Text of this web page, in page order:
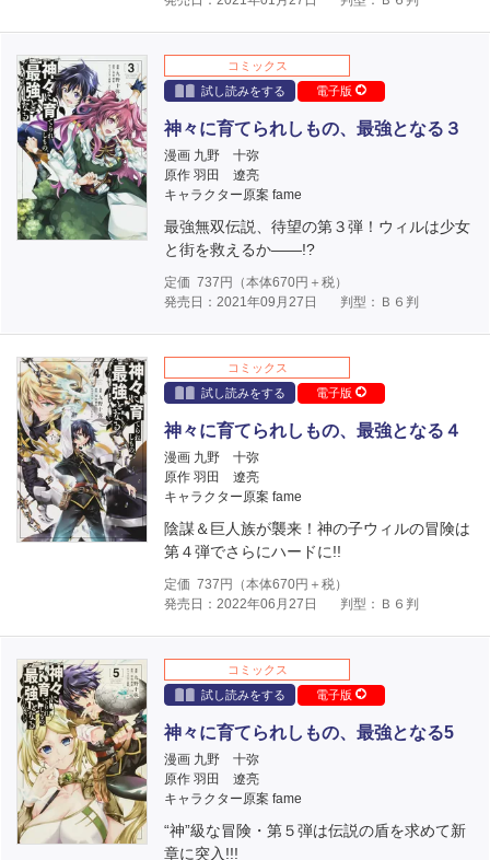
コミックス
試し読みをする
電子版
神々に育てられしもの、最強となる３
漫画 九野 十弥
原作 羽田 遼亮
キャラクター原案 fame
最強無双伝説、待望の第３弾！ウィルは少女
と街を救えるか――!?
定価 737 円（本体670円＋税）
発売日：2021年09月27日
判型：Ｂ６判
コミックス
試し読みをする
電子版
神々に育てられしもの、最強となる４
漫画 九野 十弥
原作 羽田 遼亮
キャラクター原案 fame
陰謀＆巨人族が襲来！神の子ウィルの冒険は
第４弾でさらにハードに!!
定価 737 円（本体670円＋税）
発売日：2022年06月27日
判型：Ｂ６判
コミックス
試し読みをする
電子版
神々に育てられしもの、最強となる5
漫画 九野 十弥
原作 羽田 遼亮
キャラクター原案 fame
“神”級な冒険・第５弾は伝説の盾を求めて新
章に突入!!!